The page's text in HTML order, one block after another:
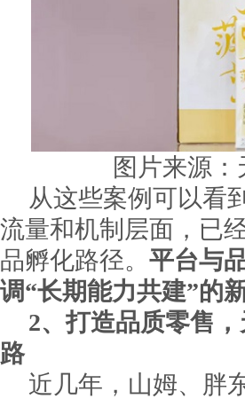
图片来源
从这些案例可以看
流量和机制层面，已
品孵化路径。 平台与
调“长期能力共建”的新
2、打造品质零售
路
近几年，山姆、胖